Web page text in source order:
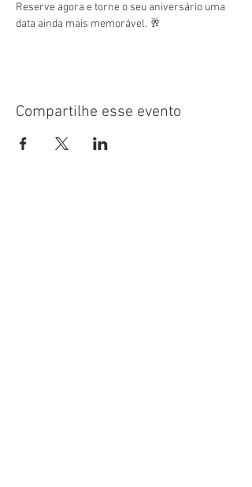
Reserve agora e torne o seu aniversário uma
data ainda mais memorável. 🥂
Compartilhe esse evento